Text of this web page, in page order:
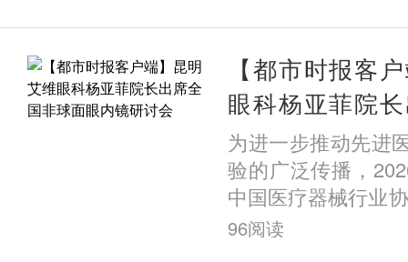
关性分析》，经过
格评审，成功收录
这一成果不仅展现
临床科研能力，更
科屈光科在ICL晶
预测与全流程安全
【都市时报客
眼科杨亚菲院
面眼内镜研讨会
为进一步推动先进
验的广泛传播，
中国医疗器械行业
眼内镜临床应用交
96阅读